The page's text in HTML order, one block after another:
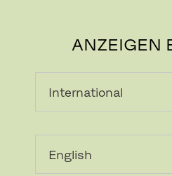
ANZEIGEN